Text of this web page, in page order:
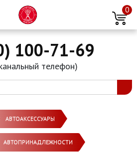
0
100-71-69
телефон)
АВТОАКСЕССУАРЫ
АВТОПРИНАДЛЕЖНОСТИ